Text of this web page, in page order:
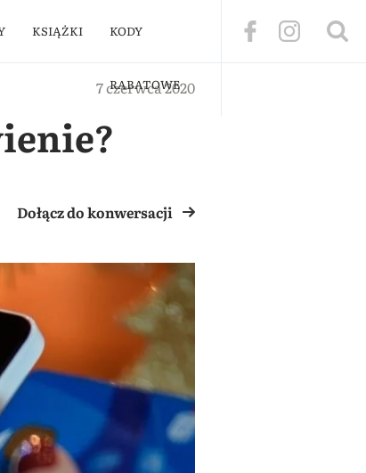
KSIĄŻKI KODY
RABATOWE
7 czerwca 2020
Dołącz do konwersacji